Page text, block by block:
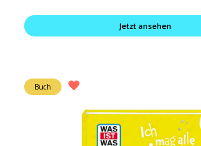
Jetzt ansehen
Buch